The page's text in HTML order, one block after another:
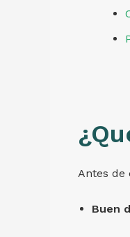
Antes de
Buen